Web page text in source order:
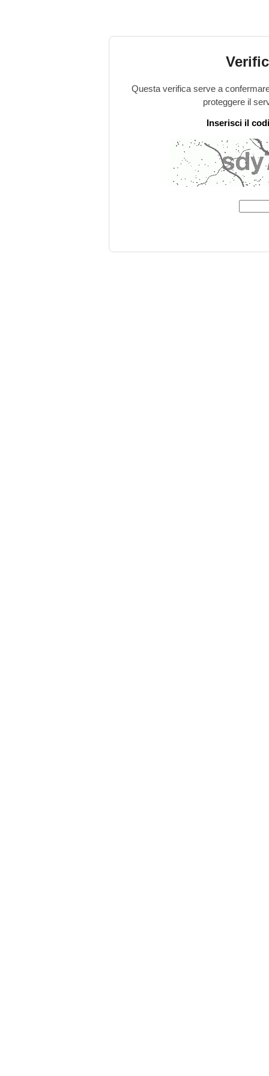
Questa verifica serve a
proteggere il
Inserisci il